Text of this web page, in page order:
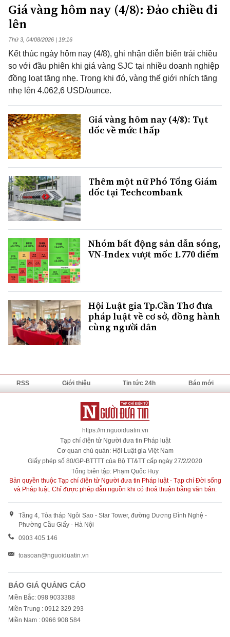
Giá vàng hôm nay (4/8): Đảo chiều đi
lên
Thứ 3, 04/08/2026 | 19:16
Kết thúc ngày hôm nay (4/8), ghi nhận diễn biến trái chiều
so với đầu phiên khi giá vàng SJC tại nhiều doanh nghiệp
đồng loạt tăng nhẹ. Trong khi đó, vàng thế giới nhích tăng
nhẹ lên 4.062,6 USD/ounce.
Giá vàng hôm nay (4/8): Tụt
dốc về mức thấp
Thêm một nữ Phó Tổng Giám
đốc tại Techcombank
Nhóm bất động sản dẫn sóng,
VN-Index vượt mốc 1.770 điểm
Hội Luật gia Tp.Cần Thơ đưa
pháp luật về cơ sở, đồng hành
cùng người dân
RSS Giới thiệu Tin tức 24h Báo mới
https://m.nguoiduatin.vn
Tạp chí điện tử Người đưa tin Pháp luật
Cơ quan chủ quản: Hội Luật gia Việt Nam
Giấy phép số 80/GP-BTTTT của Bộ TT&TT cấp ngày 27/2/2020
Tổng biên tập: Phạm Quốc Huy
Bản quyền thuộc Tạp chí điện tử Người đưa tin Pháp luật - Tạp chí Đời sống
và Pháp luật. Chỉ được phép dẫn nguồn khi có thoả thuận bằng văn bản.
Tầng 4, Tòa tháp Ngôi Sao - Star Tower, đường Dương Đình Nghệ -
Phường Cầu Giấy - Hà Nội
0903 405 146
toasoan@nguoiduatin.vn
BÁO GIÁ QUẢNG CÁO
Miền Bắc: 098 9033388
Miền Trung : 0912 329 293
Miền Nam : 0966 908 584